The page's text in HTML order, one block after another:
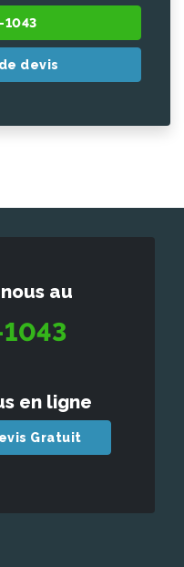
1043
devis
au
en ligne
Gratuit